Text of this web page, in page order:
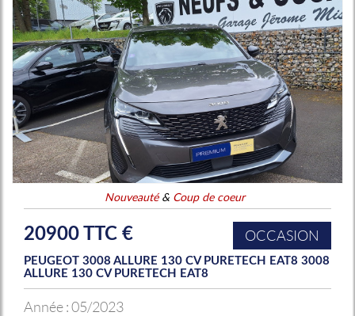
Nouveauté& Coup de coeur
20900 TTC € OCCASION
PEUGEOT 3008 ALLURE 130 CV PURETECH EAT8 3008
ALLURE 130 CV PURETECH EAT8
Année :05/2023